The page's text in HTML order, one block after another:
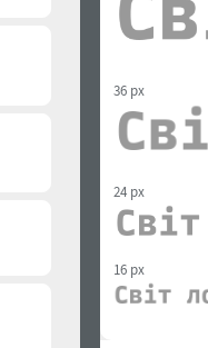
36 px
24 px
16 px